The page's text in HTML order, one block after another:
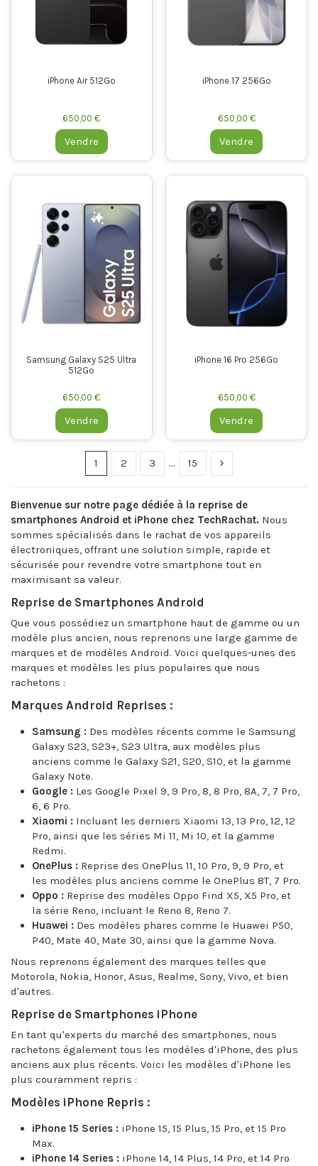
iPhone Air 512Go
650,00 €
Vendre
iPhone 17 256Go
650,00 €
Vendre
Samsung Galaxy S25 Ultra
512Go
650,00 €
Vendre
iPhone 16 Pro 256Go
650,00 €
Vendre
1 2 3 … 15
Bienvenue sur notre page dédiée à la reprise de
smartphones Android et iPhone chez TechRachat. Nous
sommes spécialisés dans le rachat de vos appareils
électroniques, offrant une solution simple, rapide et
sécurisée pour revendre votre smartphone tout en
maximisant sa valeur.
Reprise de Smartphones Android
Que vous possédiez un smartphone haut de gamme ou un
modèle plus ancien, nous reprenons une large gamme de
marques et de modèles Android. Voici quelques-unes des
marques et modèles les plus populaires que nous
rachetons :
Marques Android Reprises :
Samsung : Des modèles récents comme le Samsung
Galaxy S23, S23+, S23 Ultra, aux modèles plus
anciens comme le Galaxy S21, S20, S10, et la gamme
Galaxy Note.
Google : Les Google Pixel 9, 9 Pro, 8, 8 Pro, 8A, 7, 7 Pro,
6, 6 Pro.
Xiaomi : Incluant les derniers Xiaomi 13, 13 Pro, 12, 12
Pro, ainsi que les séries Mi 11, Mi 10, et la gamme
Redmi.
OnePlus : Reprise des OnePlus 11, 10 Pro, 9, 9 Pro, et
les modèles plus anciens comme le OnePlus 8T, 7 Pro.
Oppo : Reprise des modèles Oppo Find X5, X5 Pro, et
la série Reno, incluant le Reno 8, Reno 7.
Huawei : Des modèles phares comme le Huawei P50,
P40, Mate 40, Mate 30, ainsi que la gamme Nova.
Nous reprenons également des marques telles que
Motorola, Nokia, Honor, Asus, Realme, Sony, Vivo, et bien
d'autres.
Reprise de Smartphones iPhone
En tant qu'experts du marché des smartphones, nous
rachetons également tous les modèles d'iPhone, des plus
anciens aux plus récents. Voici les modèles d'iPhone les
plus couramment repris :
Modèles iPhone Repris :
iPhone 15 Series : iPhone 15, 15 Plus, 15 Pro, et 15 Pro
Max.
iPhone 14 Series : iPhone 14, 14 Plus, 14 Pro, et 14 Pro